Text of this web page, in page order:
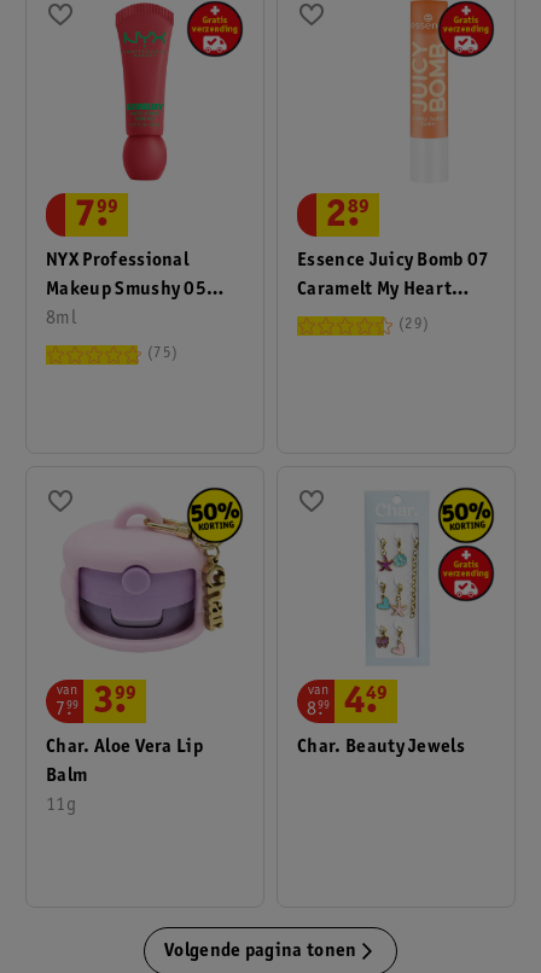
NYX Professional
Makeup Smushy 05
Snuggle SZN Matte Lip
Balm
8ml
7.
99
75
Essence Juicy Bomb 07
Caramelt My Heart
Glossy Butter Balm
2.
89
29
Char. Aloe Vera Lip
Balm
11g
van
7.
99 3.
99
Char. Beauty Jewels
van
8.
99 4.
49
Volgende pagina tonen